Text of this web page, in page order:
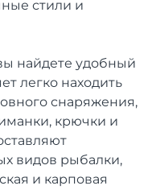
стили и
найдете удобный
легко находить
снаряжения,
крючки и
видов рыбалки,
и карповая